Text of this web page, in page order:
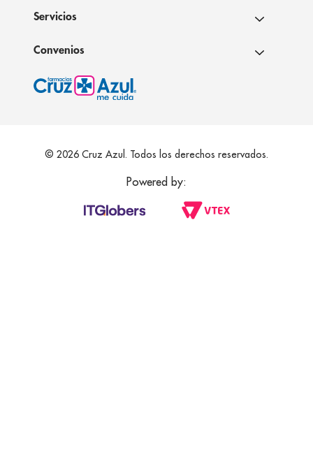
Servicios
Convenios
© 2026 Cruz Azul. Todos los derechos reservados.
Powered by: